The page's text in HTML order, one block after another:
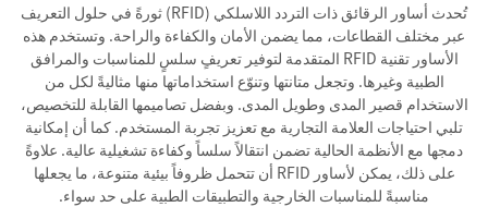
تُحدث أساور الرقائق ذات التردد اللاسلكي (RFID) ثورةً في حلول التعريف
عبر مختلف القطاعات، مما يضمن الأمان والكفاءة والراحة. وتستخدم هذه
الأساور تقنية RFID المتقدمة لتوفير تعريفٍ سلسٍ للمناسبات والمرافق
الطبية وغيرها. وتجعل متانتها وتنوّع استخداماتها منها مثاليةً لكل من
الاستخدام قصير المدى وطويل المدى. وبفضل تصاميمها القابلة للتخصيص،
تلبي احتياجات العلامة التجارية مع تعزيز تجربة المستخدم. كما أن إمكانية
دمجها مع الأنظمة الحالية تضمن انتقالاً سلساً وكفاءة تشغيلية عالية. علاوةً
على ذلك، يمكن لأساور RFID أن تتحمل ظروفاً بيئية متنوعة، ما يجعلها
مناسبةً للمناسبات الخارجية والتطبيقات الطبية على حد سواء.